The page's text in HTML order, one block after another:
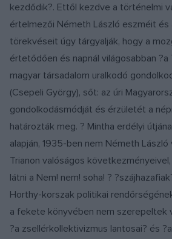
kezdődik?. Ettől kezdve a történelmi
értelmezői Németh László eszméit és
törekvéseit úgy tárgyalják, hogy a
értetődően és napnál világosabban ?a
magyar társadalom uralkodó
(Csepeli György), sőt: az úri
gondolkodásmódját és érzületét a
határozták meg. ? Mintha erdélyi
alapján, 1935-ben nem Németh
Trianon valóságos
látni a Nem! nem! soha! ?
Horthy-korszak politikai
a fekete könyvében nem szerepeltek
?a zsellérkollektivizmus lantosai? és